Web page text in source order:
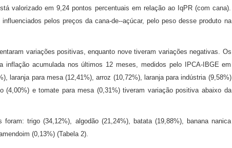
valorizado em 9,24 pontos percentuais em relação ao IqPR (com cana).
pelos preços da cana-de--açúcar, pelo peso desse produto na
variações positivas, enquanto nove tiveram variações negativas. Os
acumulada nos últimos 12 meses, medidos pelo IPCA-IBGE em
laranja para mesa (12,41%), arroz (10,72%), laranja para indústria (9,58%)
e tomate para mesa (0,31%) tiveram variação positiva abaixo da
trigo (34,12%), algodão (21,24%), batata (19,88%), banana nanica
(0,13%) (Tabela 2).